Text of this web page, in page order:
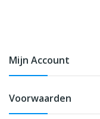
Mijn Account
Voorwaarden